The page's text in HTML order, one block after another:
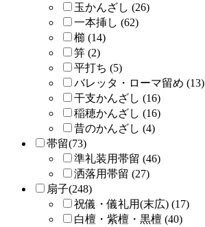
玉かんざし (26)
一本挿し (62)
櫛 (14)
笄 (2)
平打ち (5)
バレッタ・ローマ留め (13)
干支かんざし (16)
稲穂かんざし (16)
昔のかんざし (4)
帯留(73)
準礼装用帯留 (46)
洒落用帯留 (27)
扇子(248)
祝儀・儀礼用(末広) (17)
白檀・紫檀・黒檀 (40)